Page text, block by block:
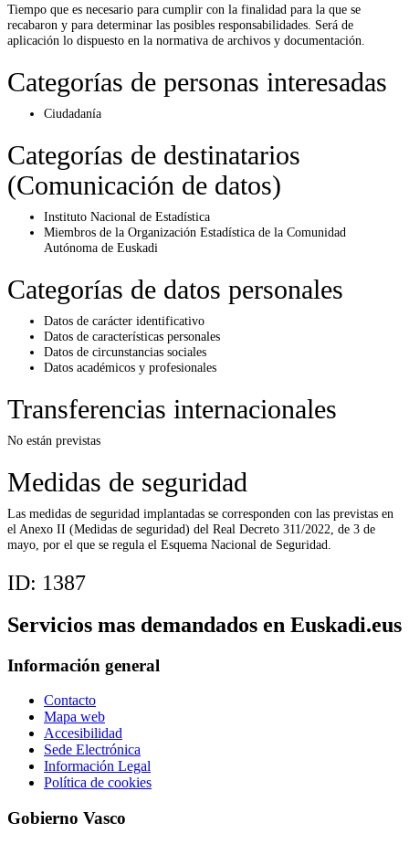
Tiempo que es necesario para cumplir con la finalidad para la que se
recabaron y para determinar las posibles responsabilidades. Será de
aplicación lo dispuesto en la normativa de archivos y documentación.
Categorías de personas interesadas
Ciudadanía
Categorías de destinatarios
(Comunicación de datos)
Instituto Nacional de Estadística
Miembros de la Organización Estadística de la Comunidad
Autónoma de Euskadi
Categorías de datos personales
Datos de carácter identificativo
Datos de características personales
Datos de circunstancias sociales
Datos académicos y profesionales
Transferencias internacionales
No están previstas
Medidas de seguridad
Las medidas de seguridad implantadas se corresponden con las previstas en
el Anexo II (Medidas de seguridad) del Real Decreto 311/2022, de 3 de
mayo, por el que se regula el Esquema Nacional de Seguridad.
ID: 1387
Servicios mas demandados en Euskadi.eus
Información general
Contacto
Mapa web
Accesibilidad
Sede Electrónica
Información Legal
Política de cookies
Gobierno Vasco